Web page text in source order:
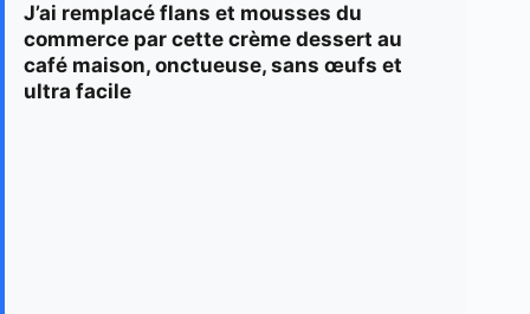
J’ai remplacé flans et mousses du
commerce par cette crème dessert au
café maison, onctueuse, sans œufs et
ultra facile